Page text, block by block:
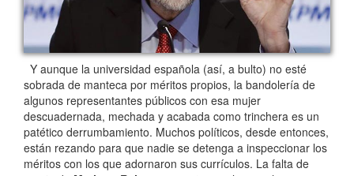
Y aunque la universidad española (así, a bulto) no esté
sobrada de manteca por méritos propios, la bandolería de
algunos representantes públicos con esa mujer
descuadernada, mechada y acabada como trinchera es un
patético derrumbamiento. Muchos políticos, desde entonces,
están rezando para que nadie se detenga a inspeccionar los
méritos con los que adornaron sus currículos. La falta de